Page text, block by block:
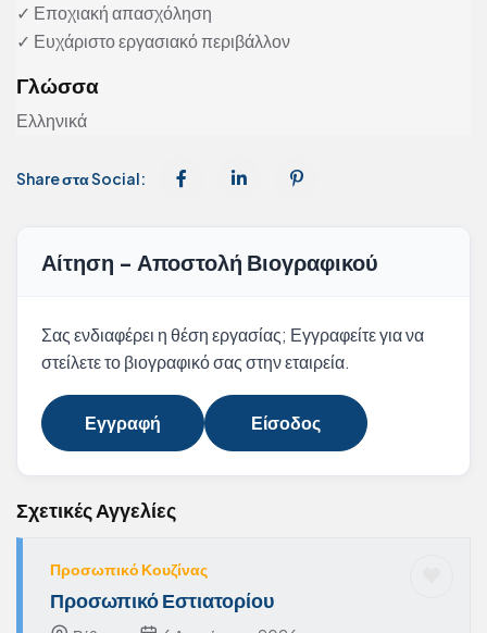
✓ Εποχιακή απασχόληση
✓ Ευχάριστο εργασιακό περιβάλλον
Γλώσσα
Ελληνικά
Share στα Social:
Αίτηση - Αποστολή Βιογραφικού
Σας ενδιαφέρει η θέση εργασίας; Εγγραφείτε για να
στείλετε το βιογραφικό σας στην εταιρεία.
Εγγραφή Είσοδος
Σχετικές Αγγελίες
Προσωπικό Κουζίνας
Προσωπικό Εστιατορίου